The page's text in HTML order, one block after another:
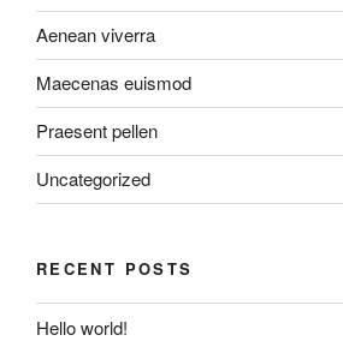
Aenean viverra
Maecenas euismod
Praesent pellen
Uncategorized
RECENT POSTS
Hello world!